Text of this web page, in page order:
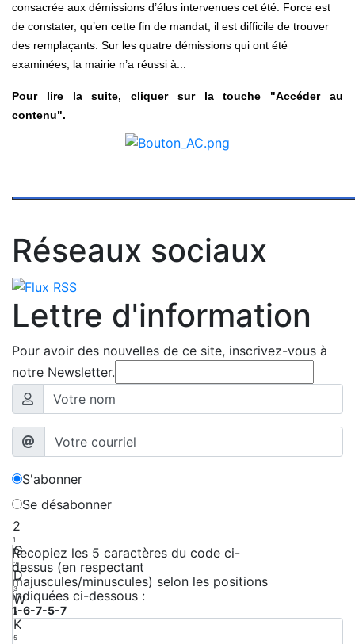
consacrée aux démissions d’élus intervenues cet été. Force est
de constater, qu’en cette fin de mandat, il est difficile de trouver
des remplaçants. Sur les quatre démissions qui ont été
examinées, la mairie n’a réussi à...
Pour lire la suite, cliquer sur la touche "Accéder au
contenu".
Réseaux sociaux
Lettre d'information
Pour avoir des nouvelles de ce site, inscrivez-vous à
notre Newsletter.
S'abonner
Se désabonner
2
1
G
2
D
3
W
4
K
5
Recopiez les 5 caractères du code ci-
dessus (en respectant
majuscules/minuscules) selon les positions
indiquées ci-dessous :
1-6-7-5-7